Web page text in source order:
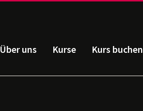
Über uns Kurse Kurs buchen